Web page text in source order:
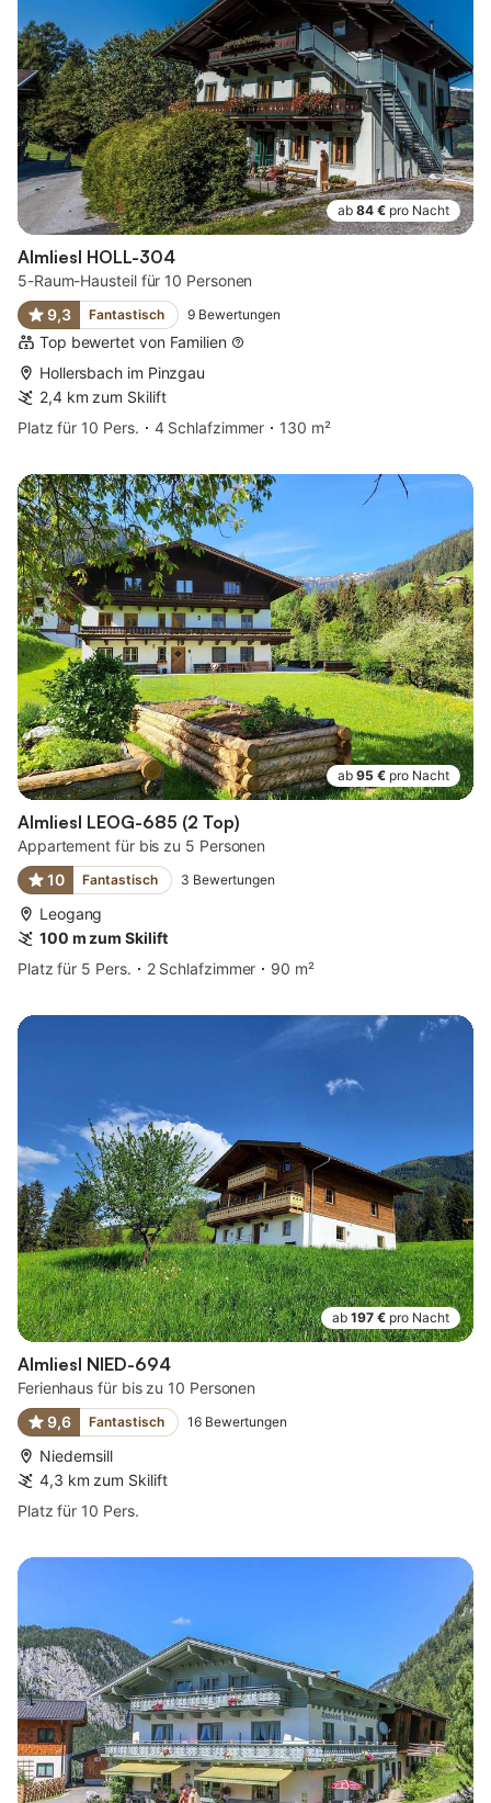
ab 84 € pro Nacht
Almliesl HOLL-304
5-Raum-Hausteil für 10 Personen
9,3
Fantastisch 9 Bewertungen
Top bewertet von Familien
Hollersbach im Pinzgau
2,4 km zum Skilift
Platz für 10 Pers.
4 Schlafzimmer 130 m²
ab 95 € pro Nacht
Almliesl LEOG-685 (2 Top)
Appartement für bis zu 5 Personen
10
Fantastisch 3 Bewertungen
Leogang
100 m zum Skilift
Platz für 5 Pers.
2 Schlafzimmer 90 m²
ab 197 € pro Nacht
Almliesl NIED-694
Ferienhaus für bis zu 10 Personen
9,6
Fantastisch 16 Bewertungen
Niedernsill
4,3 km zum Skilift
Platz für 10 Pers.